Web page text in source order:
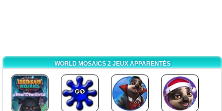
WORLD MOSAICS 2 JEUX APPARENTÉS